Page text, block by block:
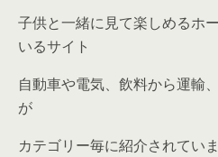
子供と一緒に見て楽しめるホ
いるサイト
自動車や電気、飲料から運輸
が
カテゴリー毎に紹介されてい